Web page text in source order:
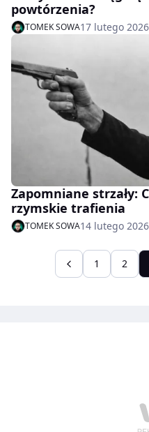
powtórzenia?
TOMEK SOWA17 lutego
Zapomniane strzały:
rzymskie trafienia
TOMEK SOWA14 lutego
1 2